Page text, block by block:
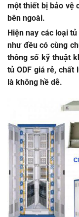
một thiết bị bảo vệ
bên ngoài.
Hiện nay các loại
như đều có cùng
thông số kỹ thuật
tủ ODF giá rẻ, chất
là không hề dễ.